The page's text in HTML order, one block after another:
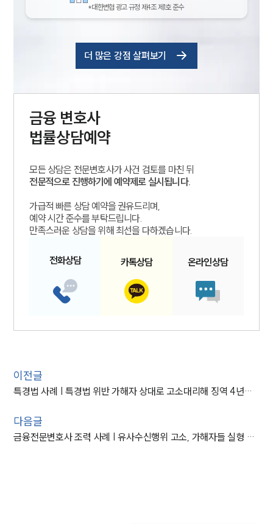
*대한변협 광고 규정 제4조 제1호 준수
더 많은 강점 살펴보기
금융 변호사
법률상담예약
모든 상담은 전문변호사가 사건 검토를 마친 뒤
전문적으로 진행하기에 예약제로 실시됩니다.
가급적 빠른 상담 예약을 권유드리며,
예약 시간 준수를 부탁드립니다.
만족스러운 상담을 위해 최선을 다하겠습니다.
전화상담 카톡상담 온라인상담
이전글
특경법 사례 | 특경법 위반 가해자 상대로 고소대리해 징역 4년형 받아내
다음글
금융전문변호사 조력 사례 | 유사수신행위 고소, 가해자들 실형 선고